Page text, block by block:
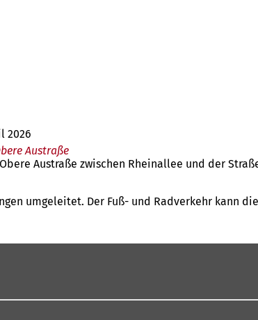
2026
Austraße
Austraße zwischen Rheinallee und der
umgeleitet. Der Fuß- und Radverkehr kann